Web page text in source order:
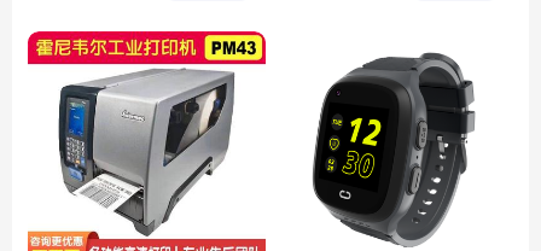
PM43打印机